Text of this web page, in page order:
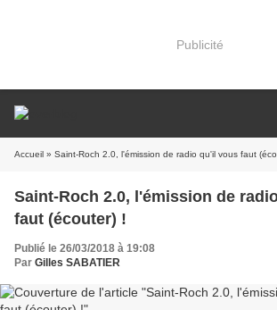
Publicité
Accueil » Saint-Roch 2.0, l'émission de radio qu'il vous faut
Saint-Roch 2.0, l'émission de
faut (écouter) !
Publié le 26/03/2018 à 19:08
Par Gilles SABATIER